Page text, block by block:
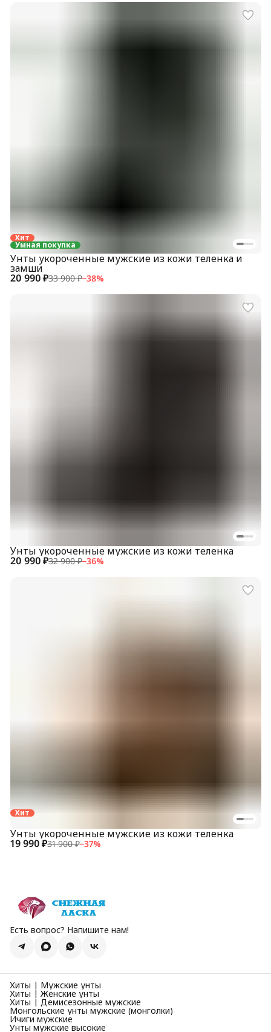
Хит
Умная покупка
20 990 ₽33 900 ₽−38%
Унты укороченные мужские из кожи теленка и
замши
20 990 ₽32 900 ₽−36%
Унты укороченные мужские из кожи теленка
Хит
19 990 ₽31 900 ₽−37%
Унты укороченные мужские из кожи теленка
Есть вопрос? Напишите нам!
Хиты | Мужские унты
Хиты | Женские унты
Хиты | Демисезонные мужские
Монгольские унты мужские (монголки)
Ичиги мужские
Унты мужские высокие